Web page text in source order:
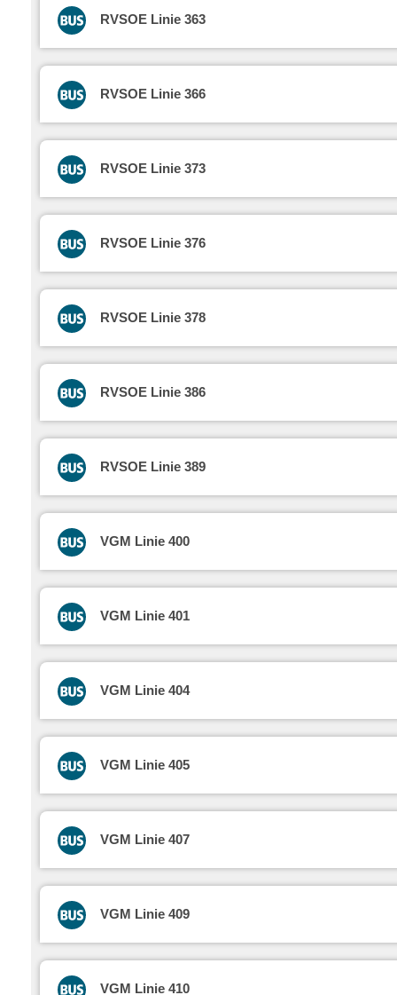
RVSOE Linie 363
RVSOE Linie 366
RVSOE Linie 373
RVSOE Linie 376
RVSOE Linie 378
RVSOE Linie 386
RVSOE Linie 389
VGM Linie 400
VGM Linie 401
VGM Linie 404
VGM Linie 405
VGM Linie 407
VGM Linie 409
VGM Linie 410